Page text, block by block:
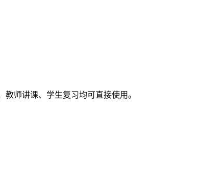
师讲课、学生复习均可直接使用。